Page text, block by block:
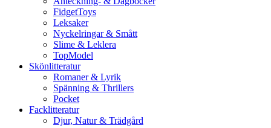
FidgetToys
Leksaker
Nyckelringar & Smått
Slime & Leklera
TopModel
Skönlitteratur
Romaner & Lyrik
Spänning & Thrillers
Pocket
Facklitteratur
Djur, Natur & Trädgård